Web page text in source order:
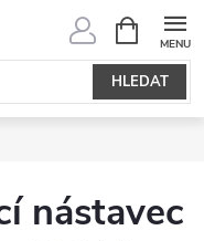
HLEDAT
NÁKUPNÍ
KOŠÍK
nástavec